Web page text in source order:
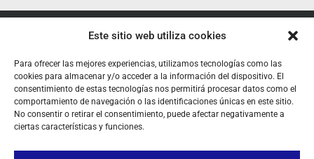
Este sitio web utiliza cookies
Para ofrecer las mejores experiencias, utilizamos tecnologías como las
cookies para almacenar y/o acceder a la información del dispositivo. El
consentimiento de estas tecnologías nos permitirá procesar datos como el
comportamiento de navegación o las identificaciones únicas en este sitio.
No consentir o retirar el consentimiento, puede afectar negativamente a
ciertas características y funciones.
SOBRE NOSOTROS
TU CUENTA
CONTACTO
SÍGUENOS